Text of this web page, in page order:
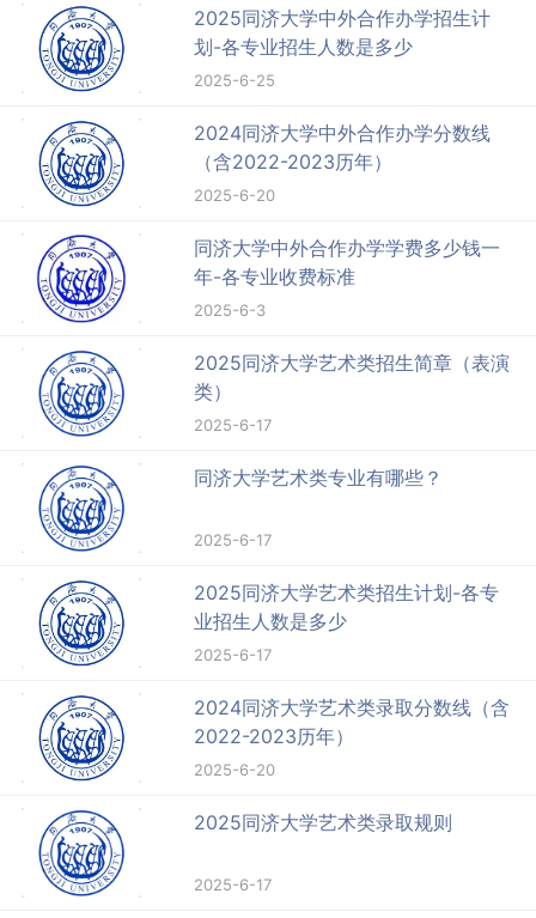
2025同济大学中外合作办学招生计
划-各专业招生人数是多少
2025-6-25
2024同济大学中外合作办学分数线
（含2022-2023历年）
2025-6-20
同济大学中外合作办学学费多少钱一
年-各专业收费标准
2025-6-3
2025同济大学艺术类招生简章（表演
类）
2025-6-17
同济大学艺术类专业有哪些？
2025-6-17
2025同济大学艺术类招生计划-各专
业招生人数是多少
2025-6-17
2024同济大学艺术类录取分数线（含
2022-2023历年）
2025-6-20
2025同济大学艺术类录取规则
2025-6-17